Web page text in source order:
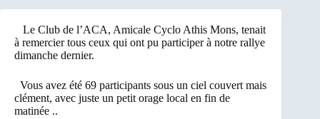
Le Club de l’ACA, Amicale Cyclo Athis Mons, tenait
à remercier tous ceux qui ont pu participer à notre rallye
dimanche dernier.
Vous avez été 69 participants sous un ciel couvert mais
clément, avec juste un petit orage local en fin de
matinée ..